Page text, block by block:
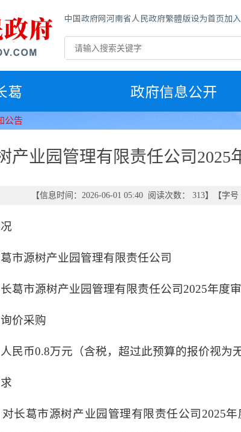
中国政府网河南省人民政府繁體版设为首页加
葛 政府信息公开
公告
产业园管理有限责任公司
【信息时间：2026-06-01 05:40 阅读次数： 313】【字号
市源树产业园管理有限责任公司
葛市源树产业园管理有限责任公司2025年度
价采购
民币0.8万元（含税，超过此预算的报价视为无
长葛市源树产业园管理有限责任公司2025